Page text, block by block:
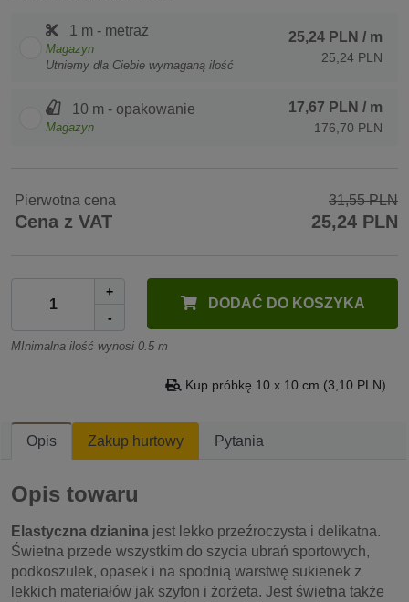
1 m - metraż
Magazyn
Utniemy dla Ciebie wymaganą ilość
25,24 PLN / m
25,24 PLN
10 m - opakowanie
Magazyn
17,67 PLN / m
176,70 PLN
Pierwotna cena 31,55 PLN
Cena z VAT 25,24 PLN
+
-
DODAĆ DO KOSZYKA
MInimalna ilość wynosi 0.5 m
Kup próbkę 10 x 10 cm (3,10 PLN)
Opis Zakup hurtowy Pytania
Opis towaru
Elastyczna dzianina jest lekko przeźroczysta i delikatna.
Świetna przede wszystkim do szycia ubrań sportowych,
podkoszulek, opasek i na spodnią warstwę sukienek z
lekkich materiałów jak szyfon i żorżeta. Jest świetna także